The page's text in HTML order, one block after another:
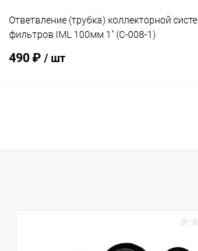
Ответвление (трубка) коллекторной
фильтров IML 100мм 1" (C-008-1)
490 ₽ / шт
В избранное